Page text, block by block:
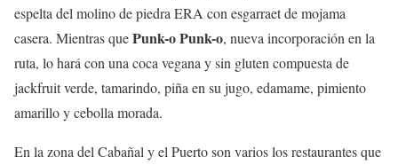
espelta del molino de piedra ERA con esgarraet de mojama
casera. Mientras quePunk-o Punk-o, nueva incorporación en la
ruta, lo hará con una coca vegana y sin gluten compuesta de
jackfruit verde, tamarindo, piña en su jugo, edamame, pimiento
amarillo y cebolla morada.
En la zona del Cabañal y el Puerto son varios los restaurantes que